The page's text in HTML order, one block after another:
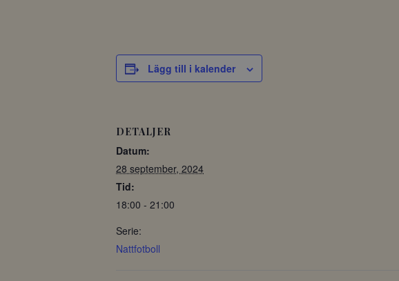
Lägg till i kalender
DETALJER
Datum:
28 september, 2024
Tid:
18:00 - 21:00
Serie:
Nattfotboll